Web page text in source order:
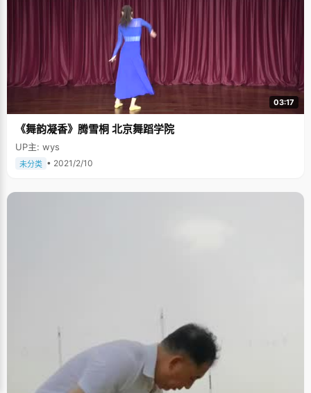
03:17
《舞韵凝香》腾雪桐 北京舞蹈学院
UP主: wys
未分类 • 2021/2/10